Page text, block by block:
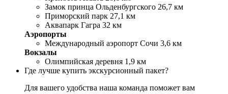
Замок принца Ольденбургского 26,7 км
Приморский парк 27,1 км
Аквапарк Гагра 32 км
Аэропорты
Международный аэропорт Сочи 3,6 км
Вокзалы
Олимпийская деревня 1,9 км
Где лучше купить экскурсионный пакет?
Для вашего удобства наша команда поможет вам